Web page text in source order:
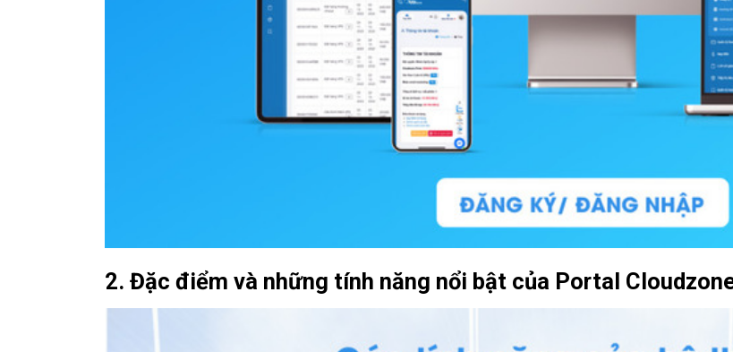
2. Đặc điểm và những tính năng nổi bật của Portal